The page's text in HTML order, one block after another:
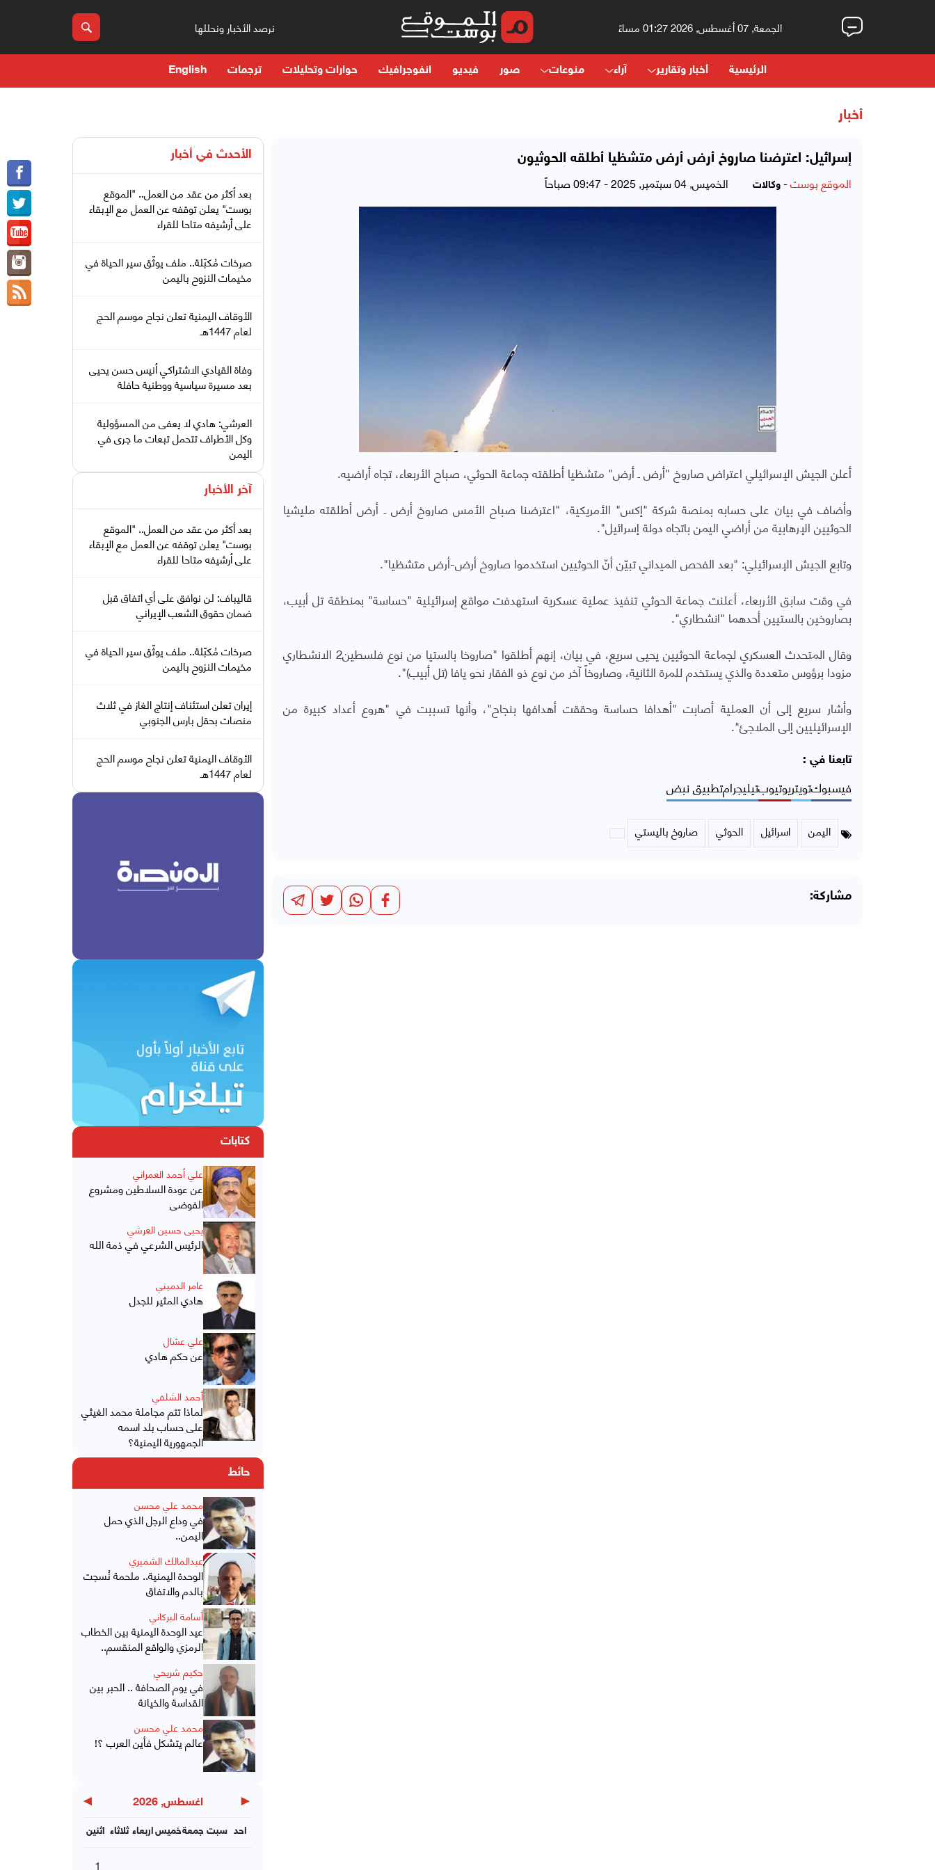
الجمعة, 07 أغسطس, 2026 01:27 مساءً نرصد الأخبار ونحللها
الرئيسية أخبار وتقارير آراء منوعات صور فيديو انفوجرافيك حوارات وتحليلات ترجمات English
أخبار
إسرائيل: اعترضنا صاروخ أرض أرض متشظيا أطلقه الحوثيون
الموقع بوست- وكالات الخميس, 04 سبتمبر, 2025 - 09:47 صباحاً
أعلن الجيش الإسرائيلي اعتراض صاروخ "أرض ـ أرض" متشظيا أطلقته جماعة الحوثي، صباح الأربعاء، تجاه أراضيه.
وأضاف في بيان على حسابه بمنصة شركة "إكس" الأمريكية، "اعترضنا صباح الأمس صاروخ أرض ـ أرض أطلقته مليشيا
الحوثيين الإرهابية من أراضي اليمن باتجاه دولة إسرائيل".
وتابع الجيش الإسرائيلي: "بعد الفحص الميداني تبيّن أنّ الحوثيين استخدموا صاروخ أرض-أرض متشظيا".
في وقت سابق الأربعاء، أعلنت جماعة الحوثي تنفيذ عملية عسكرية استهدفت مواقع إسرائيلية "حساسة" بمنطقة تل أبيب،
بصاروخين بالستيين أحدهما "انشطاري".
وقال المتحدث العسكري لجماعة الحوثيين يحيى سريع، في بيان، إنهم أطلقوا "صاروخا بالستيا من نوع فلسطين2 الانشطاري
مزودا برؤوس متعددة والذي يستخدم للمرة الثانية، وصاروخاً آخر من نوع ذو الفقار نحو يافا (تل أبيب)".
وأشار سريع إلى أن العملية أصابت "أهدافا حساسة وحققت أهدافها بنجاح"، وأنها تسببت في "هروع أعداد كبيرة من
الإسرائيليين إلى الملاجئ".
تابعنا في :
فيسبوكتويتريوتيوبتيليجرامتطبيق نبض
اليمن اسرائيل الحوثي صاروخ باليستي
مشاركة:
الأحدث في أخبار
بعد أكثر من عقد من العمل.. "الموقع
بوست" يعلن توقفه عن العمل مع الإبقاء
على أرشيفه متاحا للقراء
صرخات مُكبّلة.. ملف يوثّق سير الحياة في
مخيمات النزوح باليمن
الأوقاف اليمنية تعلن نجاح موسم الحج
لعام 1447هـ
وفاة القيادي الاشتراكي أنيس حسن يحيى
بعد مسيرة سياسية ووطنية حافلة
العرشي: هادي لا يعفى من المسؤولية
وكل الأطراف تتحمل تبعات ما جرى في
اليمن
آخر الأخبار
بعد أكثر من عقد من العمل.. "الموقع
بوست" يعلن توقفه عن العمل مع الإبقاء
على أرشيفه متاحا للقراء
قاليباف: لن نوافق على أي اتفاق قبل
ضمان حقوق الشعب الإيراني
صرخات مُكبّلة.. ملف يوثّق سير الحياة في
مخيمات النزوح باليمن
إيران تعلن استئناف إنتاج الغاز في ثلاث
منصات بحقل بارس الجنوبي
الأوقاف اليمنية تعلن نجاح موسم الحج
لعام 1447هـ
كتابات
علي أحمد العمراني
عن عودة السلاطين ومشروع
الفوضى
يحيى حسين العرشي
الرئيس الشرعي في ذمة الله
عامر الدميني
هادي المثير للجدل
علي عشال
عن حكم هادي
أحمد الشلفي
لماذا تتم مجاملة محمد الغيثي
على حساب بلد اسمه
الجمهورية اليمنية؟
حائط
محمد علي محسن
في وداع الرجل الذي حمل
اليمن..
عبدالمالك الشميري
الوحدة اليمنية.. ملحمة نُسجت
بالدم والاتفاق
أسامة البركاني
عيد الوحدة اليمنية بين الخطاب
الرمزي والواقع المنقسم..
حكيم شريحي
في يوم الصحافة .. الحبر بين
القداسة والخيانة
محمد علي محسن
عالم يتشكل فأين العرب ؟!
◀ اغسطس, 2026 ▶
اثنين ثلاثاء اربعاءخميسجمعة سبت احد
1